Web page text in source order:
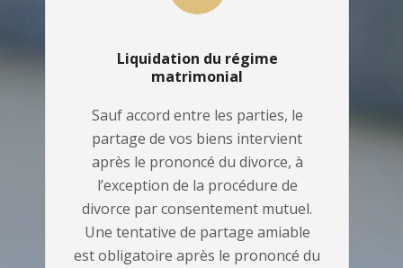
Liquidation du régime
matrimonial
Sauf accord entre les parties, le
partage de vos biens intervient
après le prononcé du divorce, à
l’exception de la procédure de
divorce par consentement mutuel.
Une tentative de partage amiable
est obligatoire après le prononcé du